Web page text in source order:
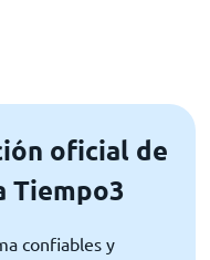
oficial de
Tiempo3
confiables y